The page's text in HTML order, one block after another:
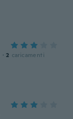
· 2 caricamenti